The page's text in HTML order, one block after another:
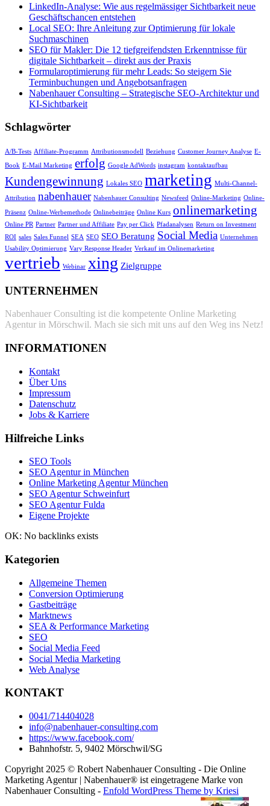
LinkedIn-Analyse: Wie aus regelmässiger Sichtbarkeit neue
Geschäftschancen entstehen
Local SEO: Ihre Anleitung zur Optimierung für lokale
Suchmaschinen
SEO für Makler: Die 12 tiefgreifendsten Erkenntnisse für
digitale Sichtbarkeit – direkt aus der Praxis
Formularoptimierung für mehr Leads: So steigern Sie
Terminbuchungen und Angebotsanfragen
Nabenhauer Consulting – Strategische SEO-Architektur und
KI-Sichtbarkeit
Schlagwörter
A/B-Tests Affiliate-Programm Attributionsmodell Beziehung Customer Journey Analyse E-
Book E-Mail Marketing erfolg Google AdWords instagram kontaktaufbau
Kundengewinnung Lokales SEO marketing Multi-Channel-
Attribution nabenhauer Nabenhauer Consulting Newsfeed Online-Marketing Online-
Präsenz Online-Werbemethode Onlinebeiträge Online Kurs onlinemarketing
Online PR Partner Partner und Affiliate Pay per Click Pfadanalysen Return on Investment
ROI sales Sales Funnel SEA SEO SEO Beratung Social Media Unternehmen
Usability Optimierung Vary Response Header Verkauf im Onlinemarketing
vertrieb Webinar xing Zielgruppe
UNTERNEHMEN
Nabenhauer Consulting ist die kompetente Online Marketing
Agentur in Mörschwil. Mach sie sich mit uns auf den Weg ins Netz!
INFORMATIONEN
Kontakt
Über Uns
Impressum
Datenschutz
Jobs & Karriere
Hilfreiche Links
SEO Tools
SEO Agentur in München
Online Marketing Agentur München
SEO Agentur Schweinfurt
SEO Agentur Fulda
Eigene Projekte
OK: No backlinks exists
Kategorien
Allgemeine Themen
Conversion Optimierung
Gastbeiträge
Marktnews
SEA & Performance Marketing
SEO
Social Media Feed
Social Media Marketing
Web Analyse
KONTAKT
0041/714404028
info@nabenhauer-consulting.com
https://www.facebook.com/
Bahnhofstr. 5, 9402 Mörschwil/SG
Copyright 2025 © Robert Nabenhauer Consulting - Die Online
Marketing Agentur | Nabenhauer® ist eingetragene Marke von
Nabenhauer Consulting - Enfold WordPress Theme by Kriesi